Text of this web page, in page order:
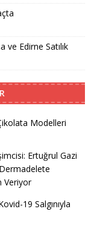
ve Edirne Satılık
Modelleri
Ertuğrul Gazi
Veriyor
19 Salgınıyla